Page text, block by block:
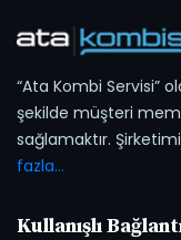
“Ata Kombi Servisi”
şekilde müşteri
sağlamaktır.
fazla...
Kullanışlı